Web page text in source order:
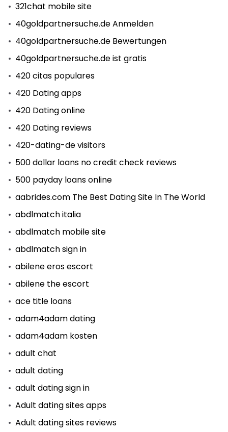
321chat mobile site
40goldpartnersuche.de Anmelden
40goldpartnersuche.de Bewertungen
40goldpartnersuche.de ist gratis
420 citas populares
420 Dating apps
420 Dating online
420 Dating reviews
420-dating-de visitors
500 dollar loans no credit check reviews
500 payday loans online
aabrides.com The Best Dating Site In The World
abdlmatch italia
abdlmatch mobile site
abdlmatch sign in
abilene eros escort
abilene the escort
ace title loans
adam4adam dating
adam4adam kosten
adult chat
adult dating
adult dating sign in
Adult dating sites apps
Adult dating sites reviews